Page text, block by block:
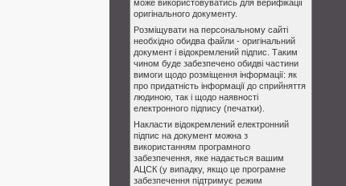
може використовуватись для верифікації
оригінального документу.
Розміщувати на персональному сайті
необхідно обидва файли - оригінальний
документ і відокремлений підпис. Таким
чином буде забезпечено обидві частини
вимоги щодо розміщення інформації: як
про придатність інформації до сприйняття
людиною, так і щодо наявності
електронного підпису (печатки).
Накласти відокремлений електронний
підпис на документ можна з
використанням програмного
забезпечення, яке надається вашим
АЦСК (у випадку, якщо це програмне
забезпечення підтримує режим